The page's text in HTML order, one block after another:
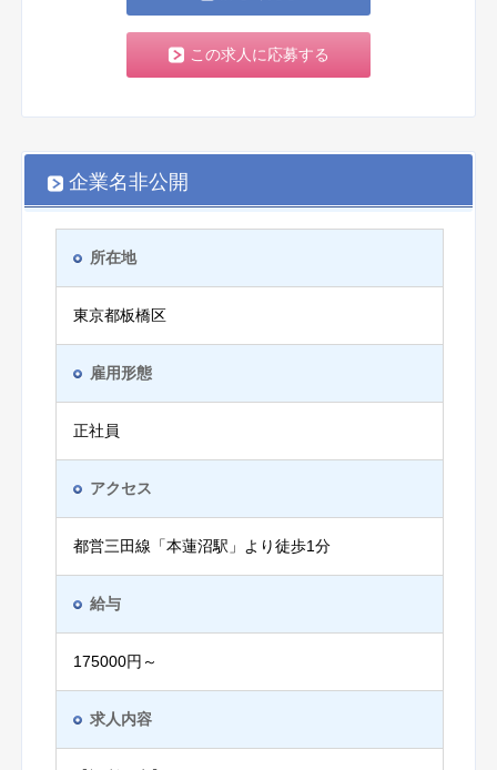
この求人に応募する
企業名非公開
所在地
東京都板橋区
雇用形態
正社員
アクセス
都営三田線「本蓮沼駅」より徒歩1分
給与
175000円～
求人内容